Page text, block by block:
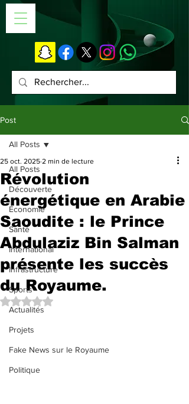
Post
All Posts
Découverte
Économie
Santé
International
Infrastructure
Sports
Actualités
Projets
Fake News sur le Royaume
Politique
All Posts
Révolution
énergétique en Arabie
Saoudite : le Prince
Abdulaziz Bin Salman
présente les succès
du Royaume.
25 oct. 2025 2 min de lecture
Noté NaN étoiles sur 5.